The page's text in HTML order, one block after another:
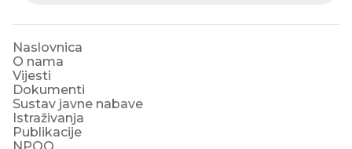
Naslovnica
O nama
Vijesti
Dokumenti
Sustav javne nabave
Istraživanja
Publikacije